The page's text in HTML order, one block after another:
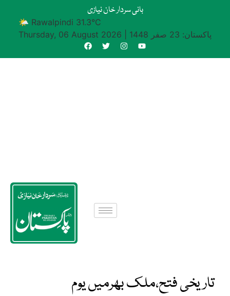
بانی سردار خان نیازی
🌤 Rawalpindi 31.3°C
Thursday, 06 August 2026
پاکستان: 23 صفر 1448
تاریخی فتح،ملک بھرمیں یوم